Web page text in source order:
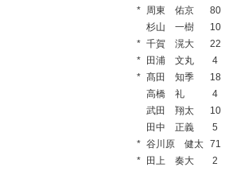
* 周東 佑京 80
杉山 一樹
10
* 千賀 滉大 22
*
田浦 文丸 4
* 髙田 知季 18
高橋 礼
4
武田 翔太
10
田中 正義
5
* 谷川原 健太 71
*
田上 奏大 2